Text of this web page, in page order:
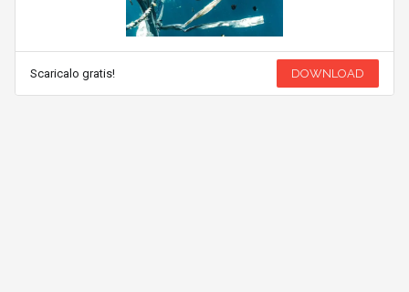
Scaricalo gratis! DOWNLOAD